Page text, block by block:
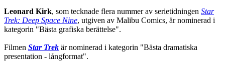
Leonard Kirk, som tecknade flera nummer av serietidningen Star
Trek: Deep Space Nine, utgiven av Malibu Comics, är nominerad i
kategorin "Bästa grafiska berättelse".
Filmen Star Trek är nominerad i kategorin "Bästa dramatiska
presentation - långformat".